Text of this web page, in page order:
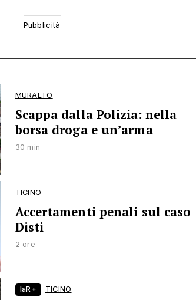
MURALTO
Scappa dalla Polizia: nella
borsa droga e un’arma
30 min
TICINO
Accertamenti penali sul caso
Disti
2 ore
laR+ TICINO